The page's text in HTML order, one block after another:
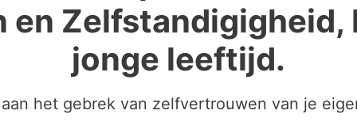
Zelfstandigigheid,
jonge leeftijd.
het gebrek van zelfvertrouwen van je